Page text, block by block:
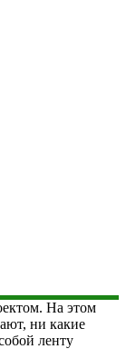
На этом
ни какие
ленту